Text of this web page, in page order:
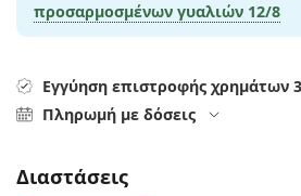
Όλες οι μάρκες
Prada
Όλα τα υγρά φακών
προσαρμοσμένων γυαλιών 12/8
Εγγύηση επιστροφής χρημάτων
Πληρωμή με δόσεις
Συμπληρώστε τις
Διαστάσεις